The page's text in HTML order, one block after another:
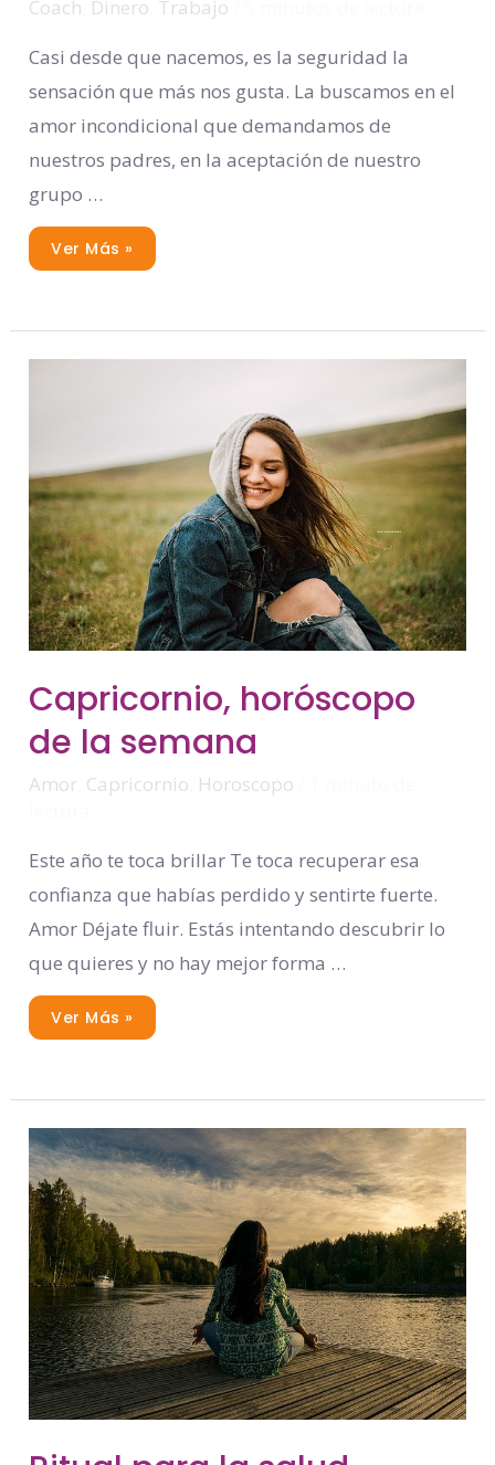
Coach Dinero Trabajo
Casi desde que nacemos, es la seguridad la
sensación que más nos gusta. La buscamos en el
amor incondicional que demandamos de
nuestros padres, en la aceptación de nuestro
grupo …
Ver Más »
Capricornio, horóscopo
de la semana
Amor Capricornio Horoscopo
Este año te toca brillar Te toca recuperar esa
confianza que habías perdido y sentirte fuerte.
Amor Déjate fluir. Estás intentando descubrir lo
que quieres y no hay mejor forma …
Capricornio,
Horóscopo
De
La
Semana
Ver Más »
Ritual